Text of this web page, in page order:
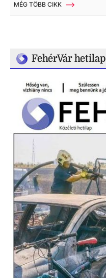
MÉG TÖBB CIKK
FehérVár hetilap